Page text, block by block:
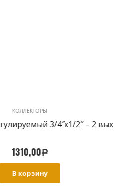
КОЛЛЕКТОРЫ
3/4″х1/2″ – 2 вых
1310,00 Р
В корзину